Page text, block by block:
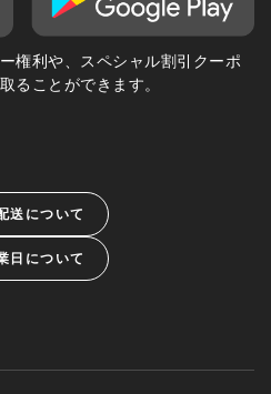
権利や、スペシャル割引クーポ
ることができます。
送について
日について